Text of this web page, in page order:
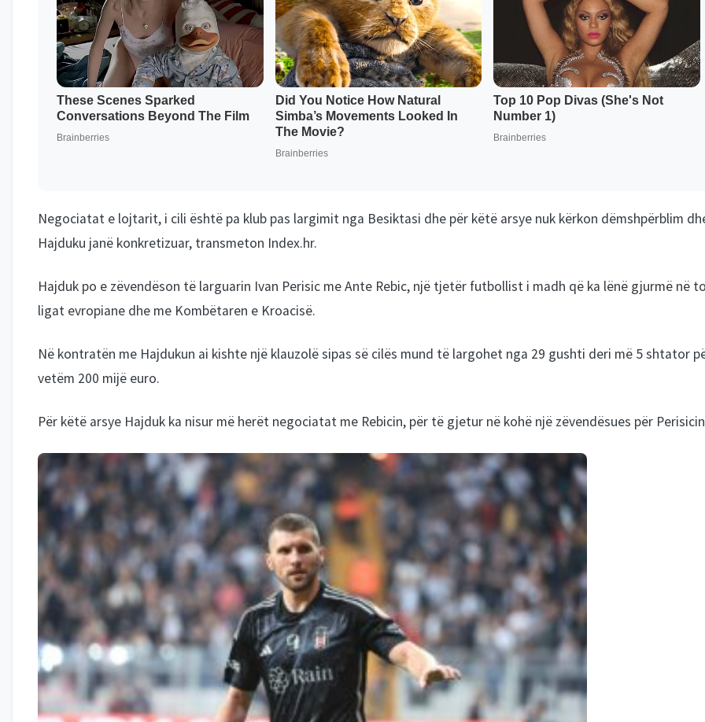
Negociatat e lojtarit, i cili është pa klub pas largimit nga Besiktasi dhe për këtë arsye nuk kërkon dëmshpërblim
Hajduku janë konkretizuar, transmeton Index.hr.
Hajduk po e zëvendëson të larguarin Ivan Perisic me Ante Rebic, një tjetër futbollist i madh që ka lënë gjurmë në
ligat evropiane dhe me Kombëtaren e Kroacisë.
Në kontratën me Hajdukun ai kishte një klauzolë sipas së cilës mund të largohet nga 29 gushti deri më 5 shtator
vetëm 200 mijë euro.
Për këtë arsye Hajduk ka nisur më herët negociatat me Rebicin, për të gjetur në kohë një zëvendësues për